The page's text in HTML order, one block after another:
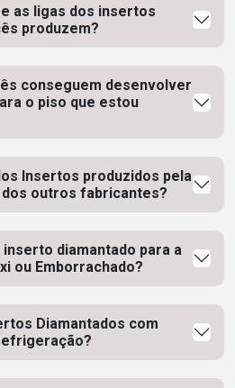
as ligas dos insertos
produzem?
conseguem desenvolver
o piso que estou
Insertos produzidos pela
outros fabricantes?
inserto diamantado para a
ou Emborrachado?
Diamantados com